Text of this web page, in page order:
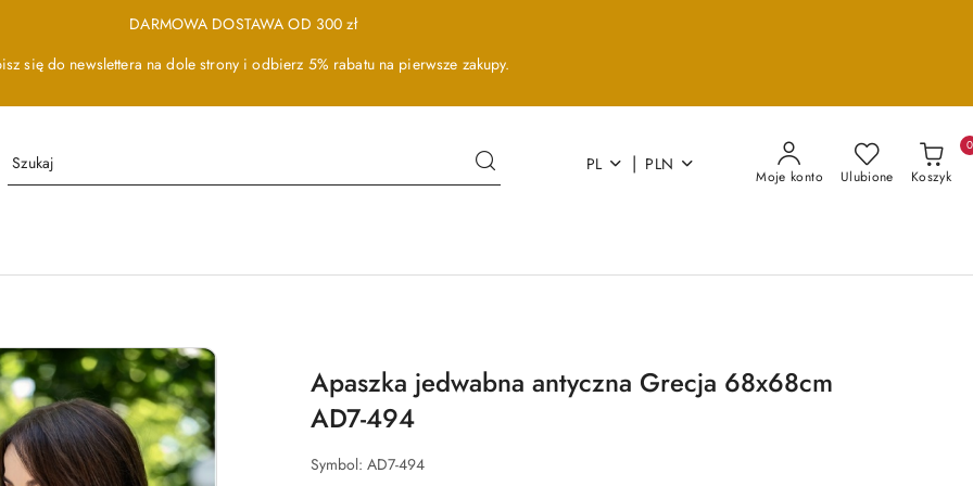
DARMOWA DOSTAWA OD 300 zł
się do newslettera na dole strony i odbierz 5% rabatu na pierwsze zakupy.
PL | PLN
Moje konto Ulubione Koszyk
0
Apaszka jedwabna antyczna Grecja 68x68cm
AD7-494
Symbol: AD7-494